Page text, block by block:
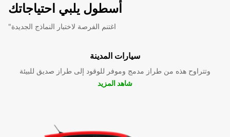
أسطول يلبي احتياجاتك
"اغتنم الفرصة لاختبار النماذج الجديدة
سيارات المدينة
وتتراوح هذه من طراز مدمج وموفر للوقود إلى طراز صديق للبيئة
شاهد المزيد